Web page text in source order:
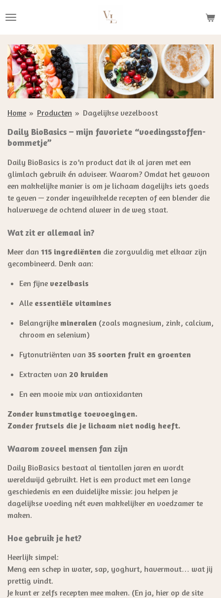
direct
de
hoofdinhoud
Home » Producten » Dagelijkse vezelboost
Daily BioBasics – mijn favoriete “voedingsstoffen-
bommetje”
Daily BioBasics is zo’n product dat ik al jaren met een
glimlach gebruik én adviseer. Waarom? Omdat het gewoon
een makkelijke manier is om je lichaam dagelijks iets goeds
te geven — zonder ingewikkelde recepten of een blender die
halverwege de ochtend alweer in de weg staat.
Wat zit er allemaal in?
Meer dan 115 ingrediënten die zorgvuldig met elkaar zijn
gecombineerd. Denk aan:
Een fijne vezelbasis
Alle essentiële vitamines
Belangrijke mineralen (zoals magnesium, zink, calcium,
chroom en selenium)
Fytonutriënten van 35 soorten fruit en groenten
Extracten van 20 kruiden
En een mooie mix van antioxidanten
Zonder kunstmatige toevoegingen.
Zonder frutsels die je lichaam niet nodig heeft.
Waarom zoveel mensen fan zijn
Daily BioBasics bestaat al tientallen jaren en wordt
wereldwijd gebruikt. Het is een product met een lange
geschiedenis en een duidelijke missie: jou helpen je
dagelijkse voeding nét even makkelijker en voedzamer te
maken.
Hoe gebruik je het?
Heerlijk simpel:
Meng een schep in water, sap, yoghurt, havermout… wat jij
prettig vindt.
Je kunt er zelfs recepten mee maken. (En ja, hier op de site